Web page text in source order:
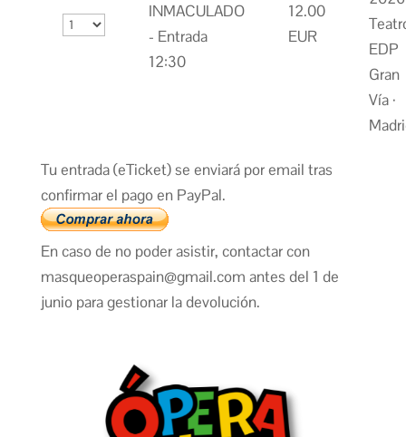
INMACULADO
- Entrada
12:30
12.00
EUR
EDP
Gran
Vía ·
Tu entrada (eTicket) se enviará por email tras
confirmar el pago en PayPal.
En caso de no poder asistir, contactar con
masqueoperaspain@gmail.com antes del 1 de
junio para gestionar la devolución.